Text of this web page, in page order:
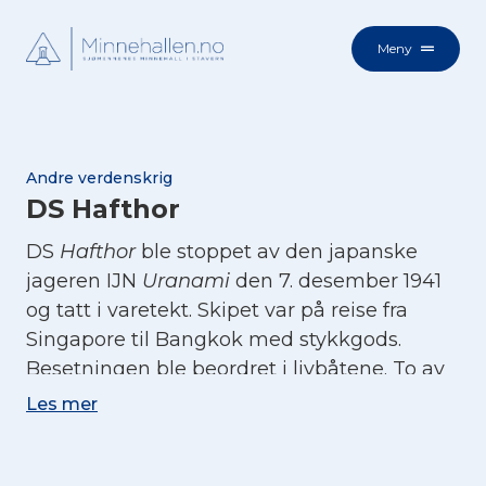
Meny
Andre verdenskrig
DS Hafthor
DS Hafthorble stoppet av den japanske
jageren IJN Uranami den 7. desember 1941
og tatt i varetekt. Skipet var på reise fra
Singapore til Bangkok med stykkgods.
Besetningen ble beordret i livbåtene. To av
båtene ble senere tatt av japanerne, og
Les mer